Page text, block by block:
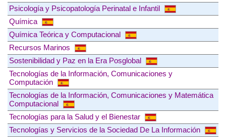
Psicología y Psicopatología Perinatal e Infantil
Química
Química Teórica y Computacional
Recursos Marinos
Sostenibilidad y Paz en la Era Posglobal
Tecnologías de la Información, Comunicaciones y
Computación
Tecnologías de la Información, Comunicaciones y Matemática
Computacional
Tecnologías para la Salud y el Bienestar
Tecnologías y Servicios de la Sociedad De La Información